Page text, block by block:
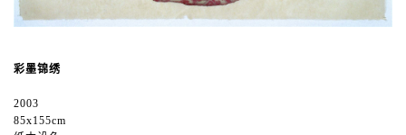
彩墨锦绣
2003
85x155cm